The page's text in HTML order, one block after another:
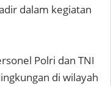
dalam kegiatan
Polri dan TNI
di wilayah